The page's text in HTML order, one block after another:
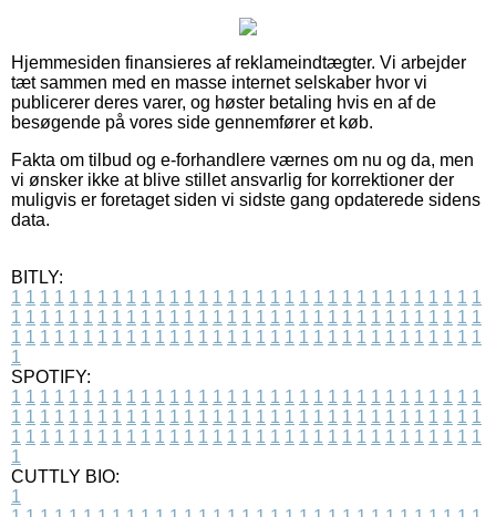
Hjemmesiden finansieres af reklameindtægter. Vi arbejder
tæt sammen med en masse internet selskaber hvor vi
publicerer deres varer, og høster betaling hvis en af de
besøgende på vores side gennemfører et køb.
Fakta om tilbud og e-forhandlere værnes om nu og da, men
vi ønsker ikke at blive stillet ansvarlig for korrektioner der
muligvis er foretaget siden vi sidste gang opdaterede sidens
data.
BITLY:
1 1 1 1 1 1 1 1 1 1 1 1 1 1 1 1 1 1 1 1 1 1 1 1 1 1 1 1 1 1 1 1 1
1 1 1 1 1 1 1 1 1 1 1 1 1 1 1 1 1 1 1 1 1 1 1 1 1 1 1 1 1 1 1 1 1
1 1 1 1 1 1 1 1 1 1 1 1 1 1 1 1 1 1 1 1 1 1 1 1 1 1 1 1 1 1 1 1 1
1
SPOTIFY:
1 1 1 1 1 1 1 1 1 1 1 1 1 1 1 1 1 1 1 1 1 1 1 1 1 1 1 1 1 1 1 1 1
1 1 1 1 1 1 1 1 1 1 1 1 1 1 1 1 1 1 1 1 1 1 1 1 1 1 1 1 1 1 1 1 1
1 1 1 1 1 1 1 1 1 1 1 1 1 1 1 1 1 1 1 1 1 1 1 1 1 1 1 1 1 1 1 1 1
1
CUTTLY BIO:
1